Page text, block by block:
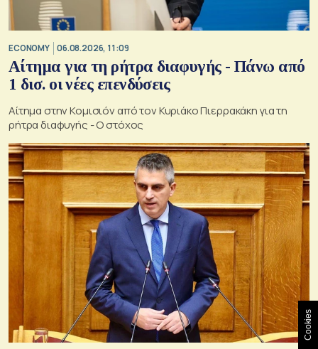
ECONOMY 06.08.2026, 11:09
Αίτημα για τη ρήτρα διαφυγής - Πάνω από
1 δισ. οι νέες επενδύσεις
Αίτημα στην Κομισιόν από τον Κυριάκο Πιερρακάκη για τη
ρήτρα διαφυγής - Ο στόχος
Cookies